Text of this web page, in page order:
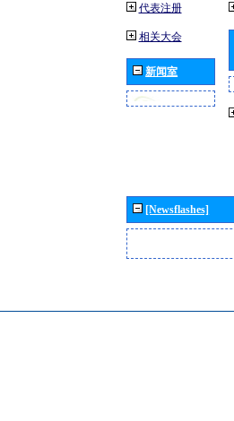
代表注册
相关大会
新闻室
[Newsflashes]